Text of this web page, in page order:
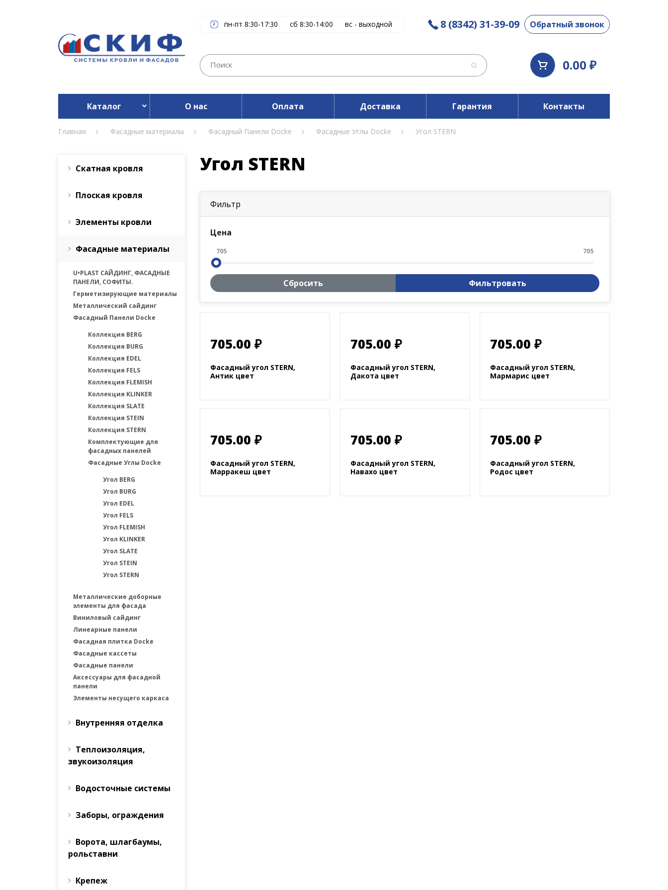
пн-пт 8:30-17:30 сб 8:30-14:00 вс - выходной 8 (8342) 31-39-09 Обратный звонок
0.00 ₽
Каталог О нас Оплата Доставка Гарантия Контакты
Главная Фасадные материалы Фасадный Панели Docke Фасадные Углы Docke Угол STERN
Скатная кровля
Плоская кровля
Элементы кровли
Фасадные материалы
U•PLAST САЙДИНГ, ФАСАДНЫЕ
ПАНЕЛИ, СОФИТЫ.
Герметизирующие материалы
Металлический сайдинг
Фасадный Панели Docke
Коллекция BERG
Коллекция BURG
Коллекция EDEL
Коллекция FELS
Коллекция FLEMISH
Коллекция KLINKER
Коллекция SLATE
Коллекция STEIN
Коллекция STERN
Комплектующие для
фасадных панелей
Фасадные Углы Docke
Угол BERG
Угол BURG
Угол EDEL
Угол FELS
Угол FLEMISH
Угол KLINKER
Угол SLATE
Угол STEIN
Угол STERN
Металлические доборные
элементы для фасада
Виниловый сайдинг
Линеарные панели
Фасадная плитка Docke
Фасадные каcсеты
Фасадные панели
Аксессуары для фасадной
панели
Элементы несущего каркаса
Внутренняя отделка
Теплоизоляция,
звукоизоляция
Водосточные системы
Заборы, ограждения
Ворота, шлагбаумы,
рольставни
Крепеж
Угол STERN
Фильтр
Цена
705 705
Сбросить Фильтровать
705.00 ₽
Фасадный угол STERN,
Антик цвет
705.00 ₽
Фасадный угол STERN,
Дакота цвет
705.00 ₽
Фасадный угол STERN,
Мармарис цвет
705.00 ₽
Фасадный угол STERN,
Марракеш цвет
705.00 ₽
Фасадный угол STERN,
Навахо цвет
705.00 ₽
Фасадный угол STERN,
Родос цвет